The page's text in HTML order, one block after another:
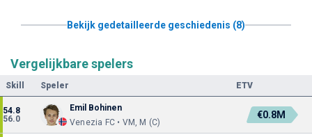
Bekijk gedetailleerde geschiedenis (8)
Vergelijkbare spelers
Skill Speler ETV
54.8
56.0
Emil Bohinen
Venezia FC • VM, M (C)
€0.8M